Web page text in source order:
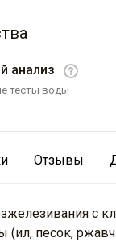
анализ
тесты воды
Отзывы
c
песок,